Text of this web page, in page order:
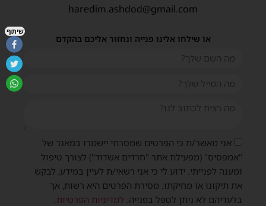
haredim.ashdod@gmail.com
או שילחו אלינו פנייה ונחזור אליכם בהקדם
אני מאשר/ת כי הפרטים שמסרתי יישמרו במאגר של
"אמפסיס" (מפעילת אתר "חרדים אשדוד") לצורך טיפול
ומענה לפנייתי. ידוע לי כי אני רשאי/ת לעיין במידע, לבקש
את תיקונו או מחיקתו. מסירת הפרטים היא רשות, אך
בלעדיהם לא ניתן לטפל בפנייה. למדיניות הפרטיות
שיתוף